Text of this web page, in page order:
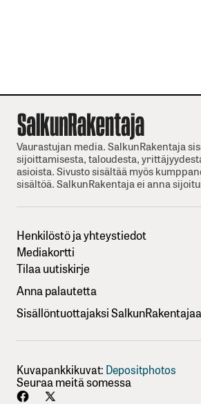
Vaurastujan media. SalkunRakentaja
sijoittamisesta, taloudesta,
asioista. Sivusto sisältää myös
sisältöä. SalkunRakentaja ei anna
Henkilöstö ja yhteystiedot
Mediakortti
Tilaa uutiskirje
Anna palautetta
Sisällöntuottajaksi
Kuvapankkikuvat: Depositphotos
Seuraa meitä somessa